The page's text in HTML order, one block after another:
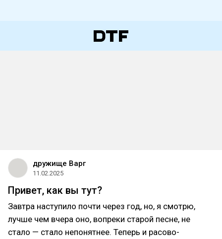
дружище Варг
11.02.2025
Привет, как вы тут?
Завтра наступило почти через год, но, я смотрю,
лучше чем вчера оно, вопреки старой песне, не
стало — стало непонятнее. Теперь и расово-